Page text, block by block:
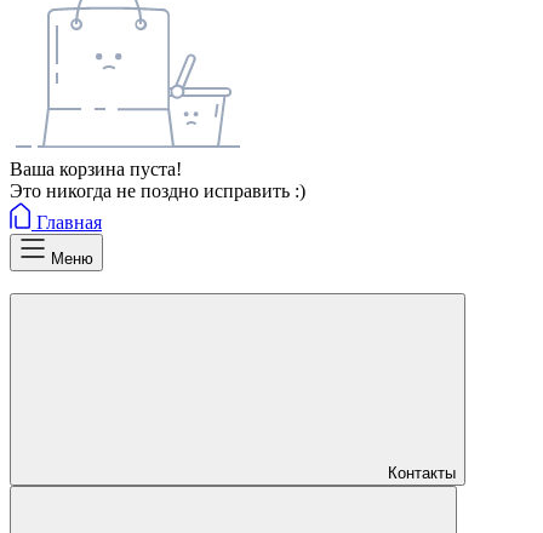
Ваша корзина пуста!
Это никогда не поздно исправить :)
Главная
Меню
Контакты